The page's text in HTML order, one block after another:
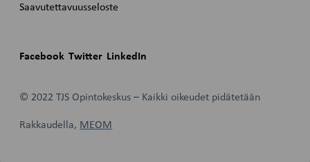
© 2022 TJS Opintokeskus – Kaikki oikeudet pidätetään
Saavutettavuusseloste
Facebook Twitter LinkedIn
Rakkaudella, MEOM